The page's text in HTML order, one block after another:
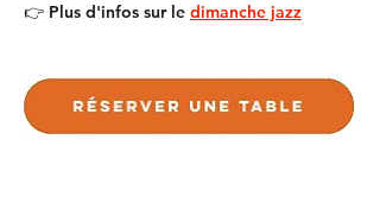
👉 Plus d'infos sur le dimanche jazz